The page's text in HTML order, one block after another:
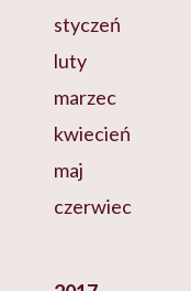
styczeń
luty
marzec
kwiecień
maj
czerwiec